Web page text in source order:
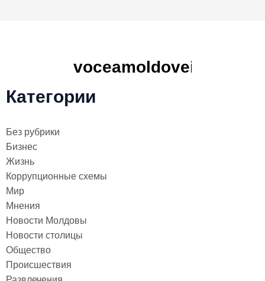
Категории
Без рубрики
Бизнес
Жизнь
Коррупционные схемы
Мир
Мнения
Новости Молдовы
Новости столицы
Общество
Происшествия